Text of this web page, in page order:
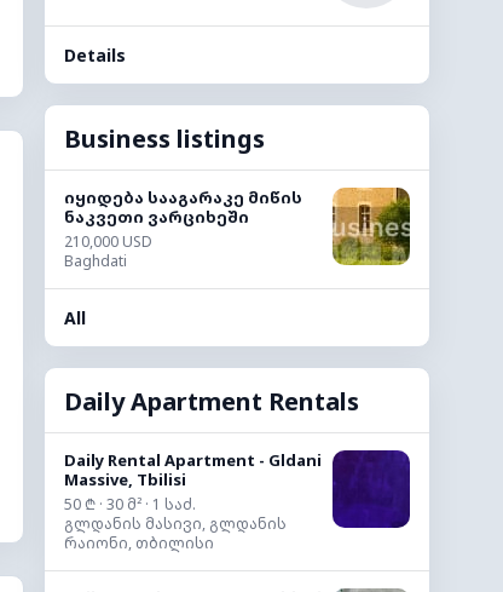
Details
Business listings
იყიდება სააგარაკე მიწის
ნაკვეთი ვარციხეში
210,000 USD
Baghdati
All
Daily Apartment Rentals
Daily Rental Apartment - Gldani
Massive, Tbilisi
50 ₾ · 30 მ² · 1 საძ.
გლდანის მასივი, გლდანის
რაიონი, თბილისი